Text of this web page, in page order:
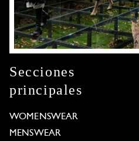
Secciones
principales
WOMENSWEAR
MENSWEAR